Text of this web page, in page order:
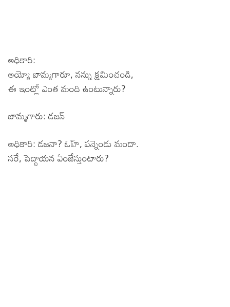
అధికారి:
అయ్యో బామ్మగారూ, నన్ను క్షమించండి,
ఈ ఇంట్లో ఎంత మంది ఉంటున్నారు?
బామ్మగారు: డజన్
అధికారి: డజనా? ఓహ్, పన్నెండు మందా.
సరే, పెద్దాయన ఏంజేస్తుంటారు?